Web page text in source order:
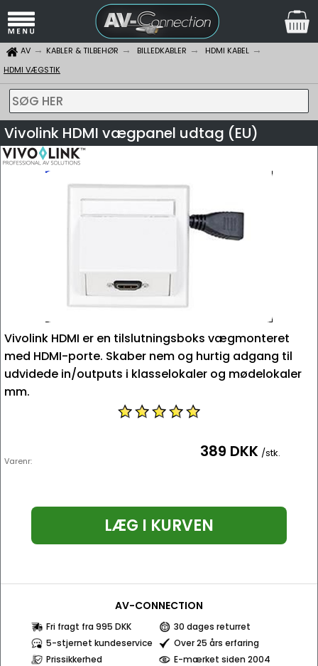
AV KABLER & TILBEHØR BILLEDKABLER
HDMI KABEL
HDMI VÆGSTIK
SØG HER
Vivolink HDMI vægpanel udtag (EU)
Vivolink HDMI er en tilslutningsboks vægmonteret
med HDMI-porte. Skaber nem og hurtig adgang til
udvidede in/outputs i klasselokaler og mødelokaler
mm.
Varenr: 389 DKK /stk.
LÆG I KURVEN
AV-CONNECTION
Fri fragt fra 995 DKK
30 dages returret
5-stjernet kundeservice
Over 25 års erfaring
Prissikkerhed
E-mærket siden 2004